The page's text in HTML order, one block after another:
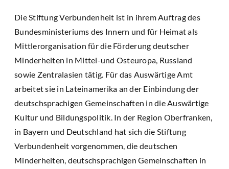
Die Stiftung Verbundenheit ist in ihrem Auftrag des
Bundesministeriums des Innern und für Heimat als
Mittlerorganisation für die Förderung deutscher
Minderheiten in Mittel-und Osteuropa, Russland
sowie Zentralasien tätig. Für das Auswärtige Amt
arbeitet sie in Lateinamerika an der Einbindung der
deutschsprachigen Gemeinschaften in die Auswärtige
Kultur und Bildungspolitik. In der Region Oberfranken,
in Bayern und Deutschland hat sich die Stiftung
Verbundenheit vorgenommen, die deutschen
Minderheiten, deutschsprachigen Gemeinschaften in